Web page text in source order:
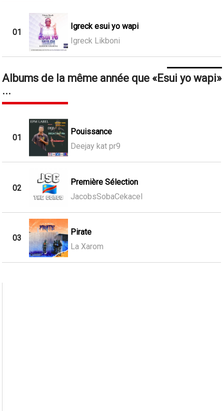
01
Igreck esui yo wapi
Igreck Likboni
Albums de la même année que
Esui yo wapi
...
01
Pouissance
Deejay kat pr9
02
Première Sélection
JacobsSobaCekacel
03
Pirate
La Xarom